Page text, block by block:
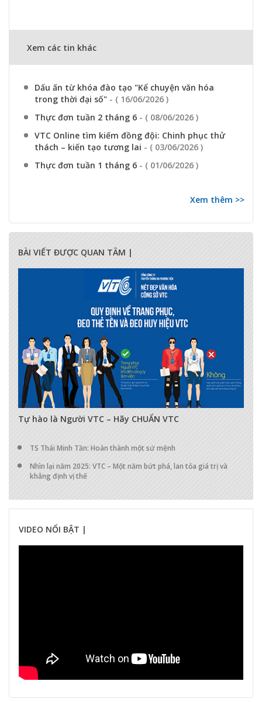
Xem các tin khác
Dấu ấn từ khóa đào tạo "Kể chuyện văn hóa
trong thời đại số" - ( 16/06/2026 )
Thực đơn tuần 2 tháng 6 - ( 08/06/2026 )
VTC Online tìm kiếm đồng đội: Chinh phục thử
thách – kiến tạo tương lai - ( 03/06/2026 )
Thực đơn tuần 1 tháng 6 - ( 01/06/2026 )
Xem thêm >>
BÀI VIẾT ĐƯỢC QUAN TÂM |
Tự hào là Người VTC – Hãy CHUẨN VTC
TS Thái Minh Tần: Hoàn thành một sứ mệnh
Nhìn lại năm 2025: VTC – Một năm bứt phá, lan tỏa giá trị và
khẳng định vị thế
VIDEO NỔI BẬT |